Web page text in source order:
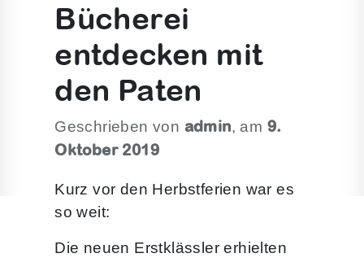
Bücherei
entdecken mit
den Paten
Geschrieben von admin, am 9.
Oktober 2019
Kurz vor den Herbstferien war es
so weit:
Die neuen Erstklässler erhielten